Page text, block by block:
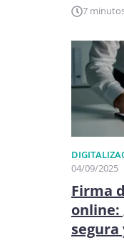
7
04/09/2025
Firma
online:
segura